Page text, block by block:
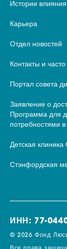
Истории влияния
Карьера
Отдел новостей
Контакты и
Портал совета
Заявление о
Программа для
потребностями
Детская
Стэнфордская
ИНН: 77-
© 2026 Фонд